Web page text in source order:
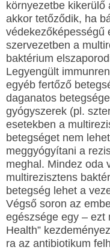
környezetbe kikerülő
akkor tetőződik, ha
védekezőképességű
szervezetben a
baktérium
Legyengült
egyéb fertőző
daganatos
gyógyszerek (pl.
esetekben a
betegséget nem
meggyógyítani a
meghal. Mindez oda
multirezisztens
betegség lehet a
Végső soron az
egészsége egy – ezt
Health”
ra az antibiotikum